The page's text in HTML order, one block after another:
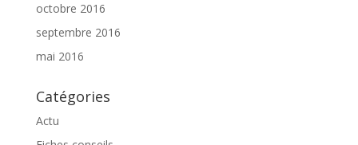
octobre 2016
septembre 2016
mai 2016
Catégories
Actu